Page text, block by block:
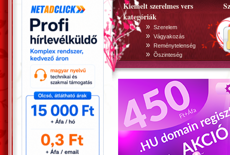
Kiemelt szerelmes vers
kategóriák
» Szerelem
» Vágyakozás
» Reménytelenség
» Õszinteség